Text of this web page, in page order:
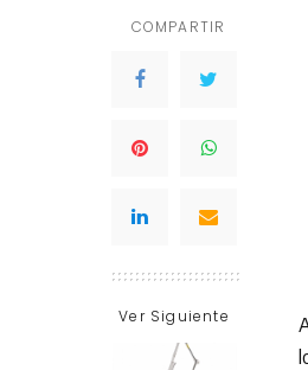
COMPARTIR
Ver Siguiente